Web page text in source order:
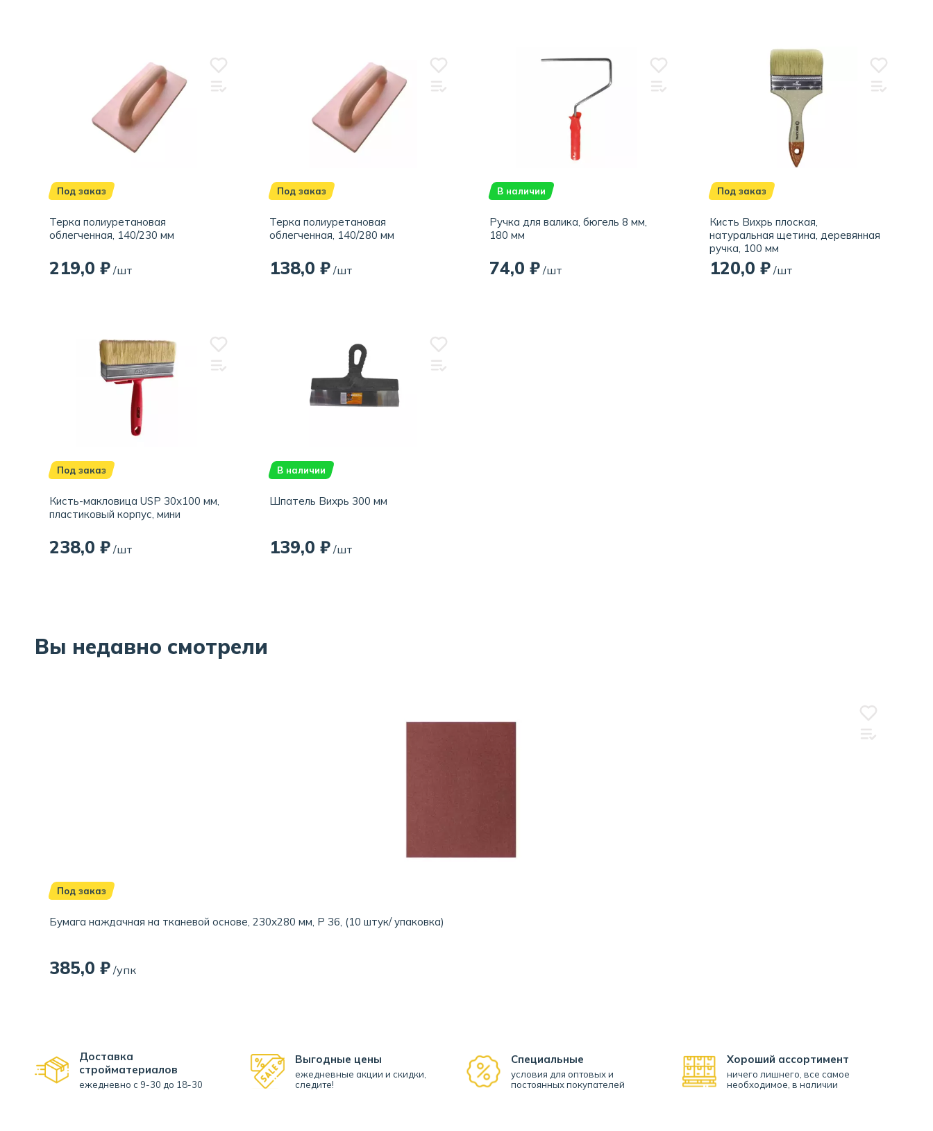
Под заказ
Терка полиуретановая
облегченная, 140/230 мм
219,0 ₽ /шт
Под заказ
Терка полиуретановая
облегченная, 140/280 мм
138,0 ₽ /шт
В наличии
Ручка для валика, бюгель 8 мм,
180 мм
74,0 ₽ /шт
Под заказ
Кисть Вихрь плоская,
натуральная щетина, деревянная
ручка, 100 мм
120,0 ₽ /шт
Под заказ
Кисть-макловица USP 30х100 мм,
пластиковый корпус, мини
238,0 ₽ /шт
В наличии
Шпатель Вихрь 300 мм
139,0 ₽ /шт
Вы недавно смотрели
Под заказ
Бумага наждачная на тканевой основе, 230х280 мм, Р 36, (10 штук/ упаковка)
385,0 ₽ /упк
Доставка
стройматериалов
ежедневно с 9-30 до 18-30
Выгодные цены
ежедневные акции и скидки,
следите!
Специальные
условия для оптовых и
постоянных покупателей
Хороший ассортимент
ничего лишнего, все самое
необходимое, в наличии